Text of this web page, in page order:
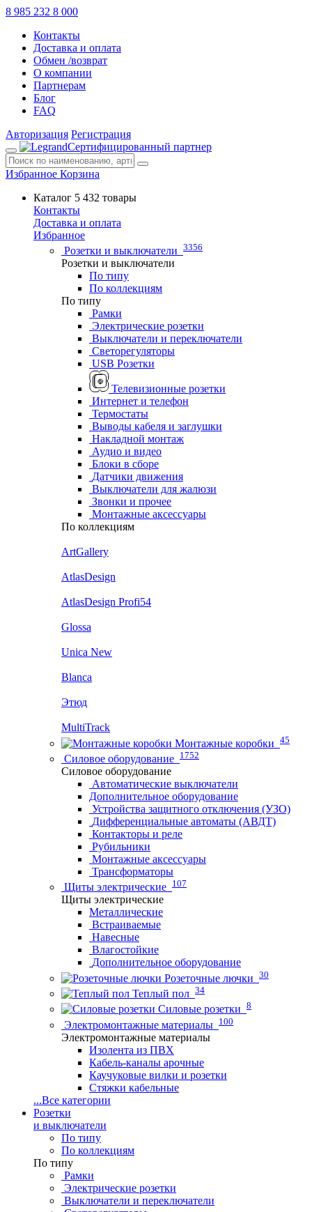
8 985 232 8 000
Контакты
Доставка и оплата
Обмен /возврат
О компании
Партнерам
Блог
FAQ
Авторизация Регистрация
Сертифицированный партнер
Избранное Корзина
Каталог 5 432 товары
Контакты
Доставка и оплата
Избранное
Розетки и выключатели 3356
Розетки и выключатели
По типу
По коллекциям
По типу
Рамки
Электрические розетки
Выключатели и переключатели
Светорегуляторы
USB Розетки
Телевизионные розетки
Интернет и телефон
Термостаты
Выводы кабеля и заглушки
Накладной монтаж
Аудио и видео
Блоки в сборе
Датчики движения
Выключатели для жалюзи
Звонки и прочее
Монтажные аксессуары
По коллекциям
ArtGallery
AtlasDesign
AtlasDesign Profi54
Glossa
Unica New
Blanca
Этюд
MultiTrack
Монтажные коробки 45
Силовое оборудование 1752
Силовое оборудование
Автоматические выключатели
Дополнительное оборудование
Устройства защитного отключения (УЗО)
Дифференциальные автоматы (АВДТ)
Контакторы и реле
Рубильники
Монтажные аксессуары
Трансформаторы
Щиты электрические 107
Щиты электрические
Металлические
Встраиваемые
Навесные
Влагостойкие
Дополнительное оборудование
Розеточные лючки 30
Теплый пол 34
Силовые розетки 8
Электромонтажные материалы 100
Электромонтажные материалы
Изолента из ПВХ
Кабель-каналы арочные
Каучуковые вилки и розетки
Стяжки кабельные
...Все категории
Розетки
и выключатели
По типу
По коллекциям
По типу
Рамки
Электрические розетки
Выключатели и переключатели